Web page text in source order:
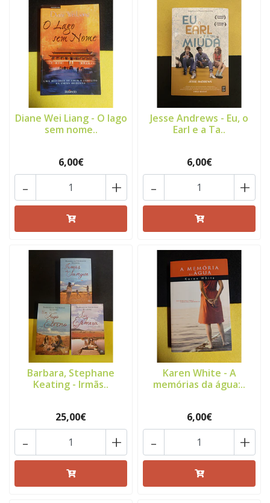
Diane Wei Liang - O lago
sem nome..
6,00€
+
-
Jesse Andrews - Eu, o
Earl e a Ta..
6,00€
+
-
Barbara, Stephane
Keating - Irmãs..
25,00€
+
-
Karen White - A
memórias da água:..
6,00€
+
-